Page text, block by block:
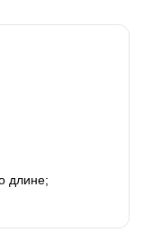
длине;